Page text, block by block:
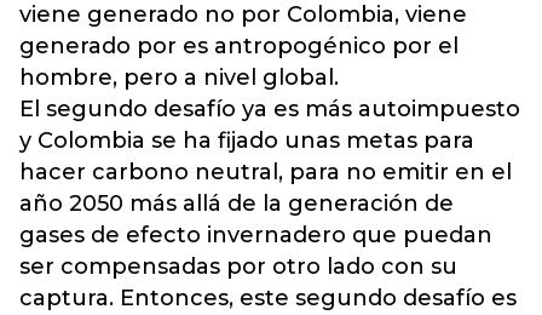
viene generado no por Colombia, viene
generado por es antropogénico por el
hombre, pero a nivel global.
El segundo desafío ya es más autoimpuesto
y Colombia se ha fijado unas metas para
hacer carbono neutral, para no emitir en el
año 2050 más allá de la generación de
gases de efecto invernadero que puedan
ser compensadas por otro lado con su
captura. Entonces, este segundo desafío es